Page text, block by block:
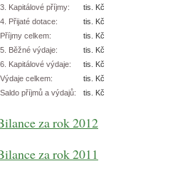
3. Kapitálové příjmy:
tis. Kč
4. Přijaté dotace:
tis. Kč
Příjmy celkem:
tis. Kč
5. Běžné výdaje:
tis. Kč
6. Kapitálové výdaje:
tis. Kč
Výdaje celkem:
tis. Kč
Saldo příjmů a výdajů:
tis. Kč
za rok 2012
za rok 2011